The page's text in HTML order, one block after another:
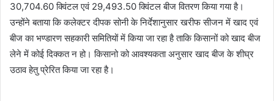
30,704.60 क्विंटल एवं 29,493.50 क्विंटल बीज वितरण किया गया है।
उन्होंने बताया कि कलेक्टर दीपक सोनी के निर्देशानुसार खरीफ सीजन में खाद एवं
बीज का भण्डारण सहकारी समितियों में किया जा रहा है ताकि किसानों को खाद बीज
लेने में कोई दिक्कत न हो। किसानो को आवश्यकता अनुसार खाद बीज के शीघ्र
उठाव हेतु प्रेरित किया जा रहा है।